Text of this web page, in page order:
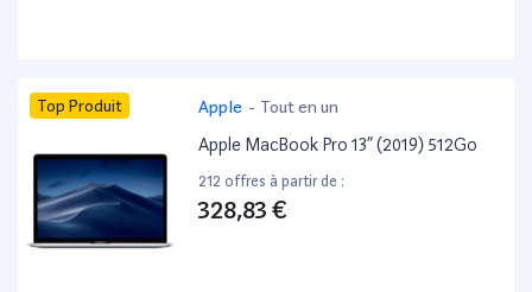
Top Produit Apple - Tout en un
Apple MacBook Pro 13” (2019) 512Go
212 offres à partir de :
328,83 €